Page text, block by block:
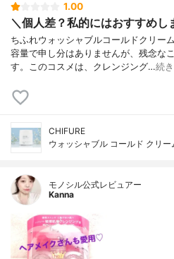
1.00
＼個人差？私的にはおすすめし
ちふれウォッシャブルコールドクリー
容量で申し分はありませんが、残念な
す。このコスメは、クレンジング…続
CHIFURE
ウォッシャブル コールド クリー
モノシル公式レビュアー
Kanna